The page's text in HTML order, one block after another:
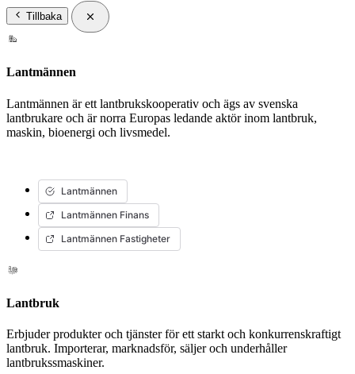
Tillbaka
Lantmännen
Lantmännen är ett lantbrukskooperativ och ägs av svenska
lantbrukare och är norra Europas ledande aktör inom lantbruk,
maskin, bioenergi och livsmedel.
Lantmännen
Lantmännen Finans
Lantmännen Fastigheter
Lantbruk
Erbjuder produkter och tjänster för ett starkt och konkurrenskraftigt
lantbruk. Importerar, marknadsför, säljer och underhåller
lantbrukssmaskiner.